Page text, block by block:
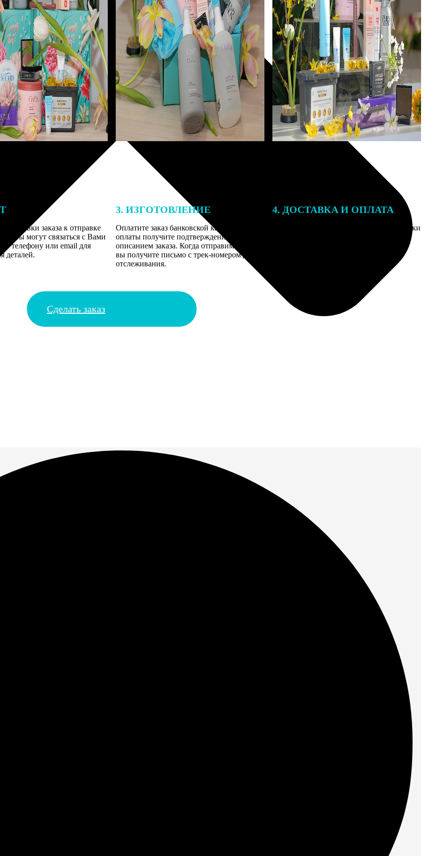
заказа к отправке
могут связаться с Вами
телефону или email для
деталей.
3. ИЗГОТОВЛЕНИЕ
Оплатите заказ банковской картой. После
оплаты получите подтверждение на email с
описанием заказа. Когда отправим заказ,
вы получите письмо с трек-номером для
отслеживания.
4. ДОСТАВКА И ОПЛАТА
Введите адрес и выберите способ доставки
Сделать заказ